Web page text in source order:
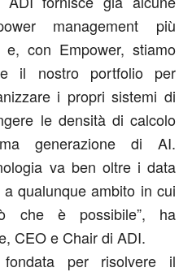
management più
con Empower, stiamo
il nostro portfolio per
i propri sistemi di
le densità di calcolo
generazione di AI.
va ben oltre i data
qualunque ambito in cui
che è possibile”, ha
CEO e Chair di ADI.
per risolvere il